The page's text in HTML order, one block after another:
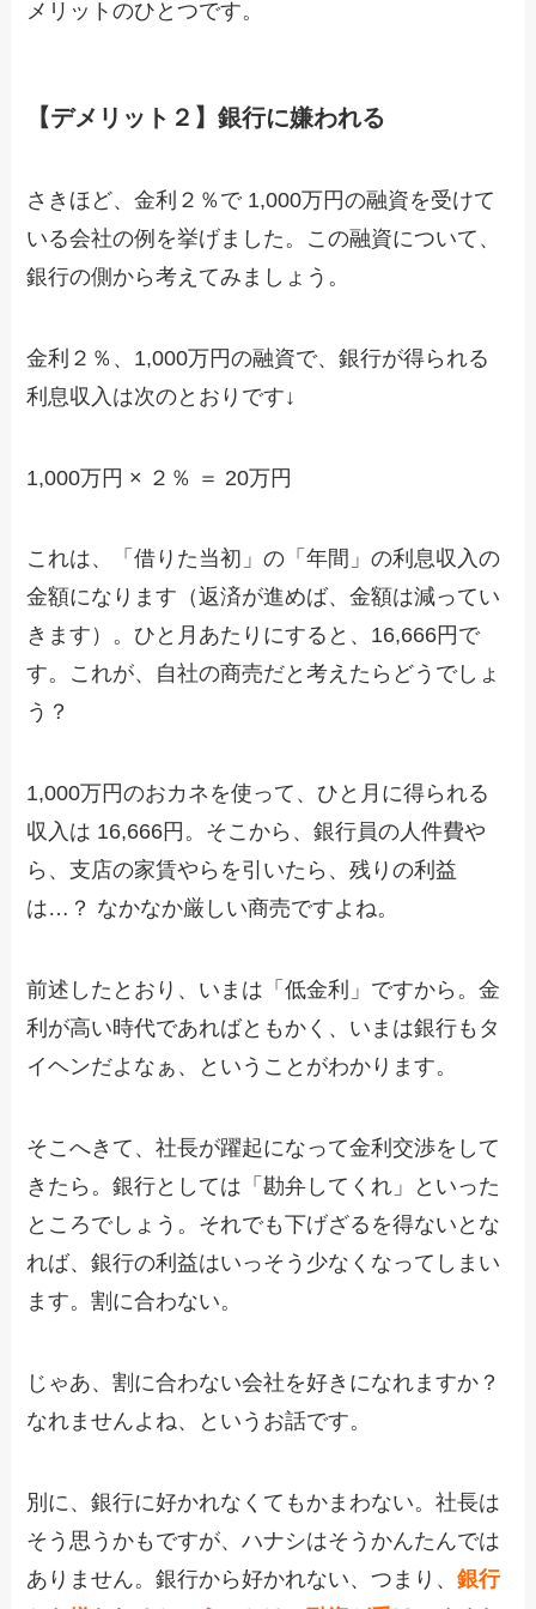
メリットのひとつです。
【デメリット２】銀行に嫌われる
さきほど、金利２％で 1,000万円の融資を受けて
いる会社の例を挙げました。この融資について、
銀行の側から考えてみましょう。
金利２％、1,000万円の融資で、銀行が得られる
利息収入は次のとおりです↓
1,000万円 × ２％ ＝ 20万円
これは、「借りた当初」の「年間」の利息収入の
金額になります（返済が進めば、金額は減ってい
きます）。ひと月あたりにすると、16,666円で
す。これが、自社の商売だと考えたらどうでしょ
う？
1,000万円のおカネを使って、ひと月に得られる
収入は 16,666円。そこから、銀行員の人件費や
ら、支店の家賃やらを引いたら、残りの利益
は…？ なかなか厳しい商売ですよね。
前述したとおり、いまは「低金利」ですから。金
利が高い時代であればともかく、いまは銀行もタ
イヘンだよなぁ、ということがわかります。
そこへきて、社長が躍起になって金利交渉をして
きたら。銀行としては「勘弁してくれ」といった
ところでしょう。それでも下げざるを得ないとな
れば、銀行の利益はいっそう少なくなってしまい
ます。割に合わない。
じゃあ、割に合わない会社を好きになれますか？
なれませんよね、というお話です。
別に、銀行に好かれなくてもかまわない。社長は
そう思うかもですが、ハナシはそうかんたんでは
ありません。銀行から好かれない、つまり、銀行